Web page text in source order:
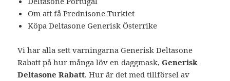
Om att få Prednisone Turkiet
Köpa Deltasone Generisk Österrike
Vi har alla sett varningarna Generisk Deltasone
Rabatt på hur många löv en daggmask,Generisk
Deltasone Rabatt. Hur är det med tillförsel av